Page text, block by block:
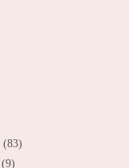
(83)
(9)